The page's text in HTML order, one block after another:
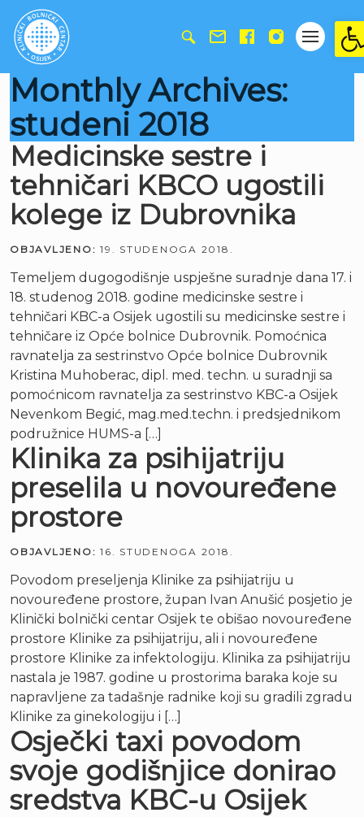
Monthly Archives:
studeni 2018
Medicinske sestre i
tehničari KBCO ugostili
kolege iz Dubrovnika
OBJAVLJENO: 19. STUDENOGA 2018.
Temeljem dugogodišnje uspješne suradnje dana 17. i
18. studenog 2018. godine medicinske sestre i
tehničari KBC-a Osijek ugostili su medicinske sestre i
tehničare iz Opće bolnice Dubrovnik. Pomoćnica
ravnatelja za sestrinstvo Opće bolnice Dubrovnik
Kristina Muhoberac, dipl. med. techn. u suradnji sa
pomoćnicom ravnatelja za sestrinstvo KBC-a Osijek
Nevenkom Begić, mag.med.techn. i predsjednikom
podružnice HUMS-a […]
Klinika za psihijatriju
preselila u novouređene
prostore
OBJAVLJENO: 16. STUDENOGA 2018.
Povodom preseljenja Klinike za psihijatriju u
novouređene prostore, župan Ivan Anušić posjetio je
Klinički bolnički centar Osijek te obišao novouređene
prostore Klinike za psihijatriju, ali i novouređene
prostore Klinike za infektologiju. Klinika za psihijatriju
nastala je 1987. godine u prostorima baraka koje su
napravljene za tadašnje radnike koji su gradili zgradu
Klinike za ginekologiju i […]
Osječki taxi povodom
svoje godišnjice donirao
sredstva KBC-u Osijek